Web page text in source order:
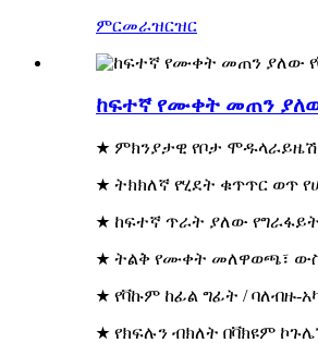
ምርመራዝርዝር
ከፍተኛ የሙቀት መጠን
★ ምክንያታዊ የቦታ
★ ትክክለኛ የሂደት ቁጥጥር ወጥ
★ ከፍተኛ ጥራት ያለው
★ ትልቅ የሙቀት መለዋወጫ፣
★ የቫኩም ከፊል ግፊት / ባለብዙ-
★ የክፍሉን ብክለት በቫክዩም